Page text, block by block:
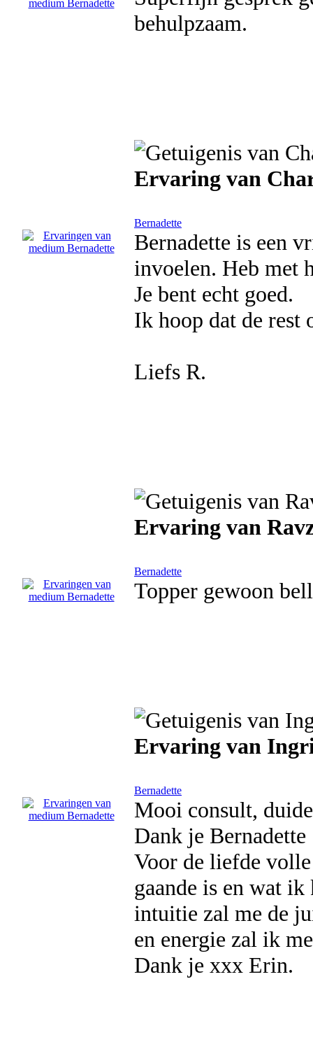
behulpzaam.
Ervaring van
Bernadette
Bernadette is een
invoelen. Heb met
Je bent echt goed.
Ik hoop dat de rest
Liefs R.
Ervaring van
Bernadette
Topper gewoon
Ervaring van
Bernadette
Mooi consult,
Dank je Bernadette
Voor de liefde
gaande is en wat
intuitie zal me de
en energie zal ik
Dank je xxx Erin.